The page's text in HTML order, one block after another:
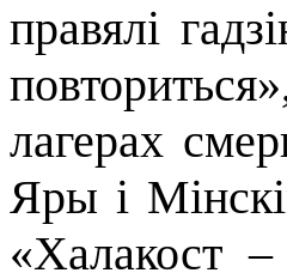
правялі
лагерах
Яры і
«Халакост